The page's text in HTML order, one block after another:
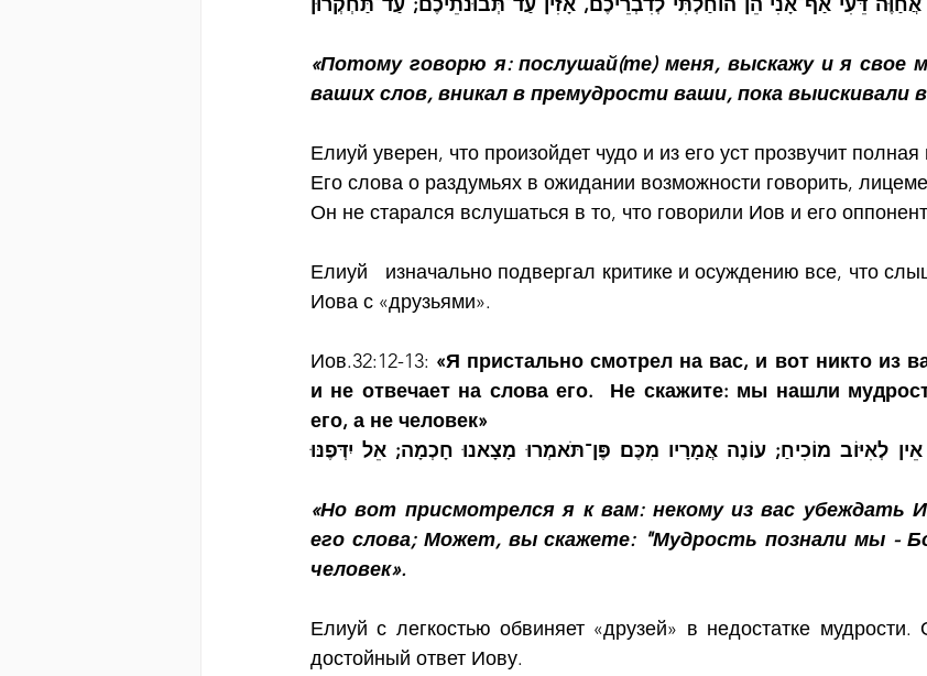
«Потому говорю я: послушай(те) меня, выскажу и я свое
ваших слов, вникал в премудрости ваши, пока выискивали
Елиуй уверен, что произойдет чудо и из его уст прозвучит полная
Его слова о раздумьях в ожидании возможности говорить,
Он не старался вслушаться в то, что говорили Иов и его
Елиуй   изначально подвергал критике и осуждению все, что
Иова с «друзьями».
Иов.32:12-13: «Я пристально смотрел на вас, и вот никто из
и не отвечает на слова его.  Не скажите: мы нашли
его, а не человек»
"וְעָדֵיכֶם, אֶתְבּוֹנָן וְהִנֵּה אֵין לְאִיּוֹב מוֹכִיחַ; עוֹנֶה אֲמָרָיו מִכֶּם׃ פֶּן־תֹּאמְרוּ מָצָאנוּ חָכְמָה; אֵל יִדְּפֶנּוּ
«Но вот присмотрелся я к вам: некому из вас убеждать
его слова; Может, вы скажете: "Мудрость познали мы -
человек».
Елиуй с легкостью обвиняет «друзей» в недостатке
достойный ответ Иову.